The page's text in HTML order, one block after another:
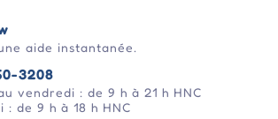
3208
vendredi : de 9 h à 21 h HNC
: de 9 h à 18 h HNC
aide instantanée.